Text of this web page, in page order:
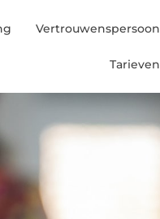
Vertrouwenspersoon
Tarieven